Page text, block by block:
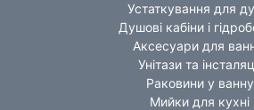
Устаткування для
Душові кабіни і
Аксесуари для
Унітази та
Раковини у ванну
Мийки для кухні